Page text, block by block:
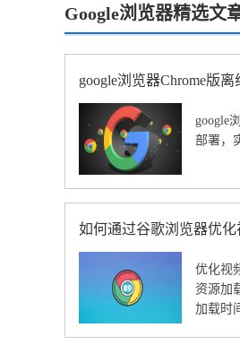
Google浏览器精选文
google浏览器Chrome版
google
部署，
如何通过谷歌浏览器优
优化视
资源加
加载时